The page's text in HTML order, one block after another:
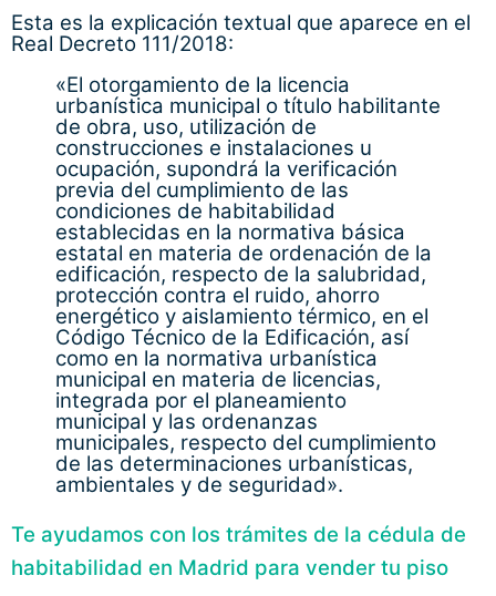
Esta es la explicación textual que aparece en el
Real Decreto 111/2018:
«El otorgamiento de la licencia
urbanística municipal o título habilitante
de obra, uso, utilización de
construcciones e instalaciones u
ocupación, supondrá la verificación
previa del cumplimiento de las
condiciones de habitabilidad
establecidas en la normativa básica
estatal en materia de ordenación de la
edificación, respecto de la salubridad,
protección contra el ruido, ahorro
energético y aislamiento térmico, en el
Código Técnico de la Edificación, así
como en la normativa urbanística
municipal en materia de licencias,
integrada por el planeamiento
municipal y las ordenanzas
municipales, respecto del cumplimiento
de las determinaciones urbanísticas,
ambientales y de seguridad».
Te ayudamos con los trámites de la cédula de
habitabilidad en Madrid para vender tu piso